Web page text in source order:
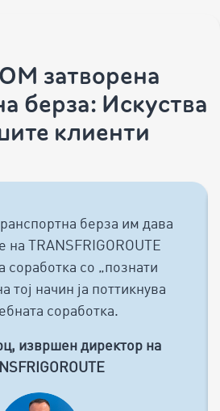
затворена
берза: Искуства
клиенти
берза им дава
на TRANSFRIGOROUTE
соработка со „познати
тој начин ја поттикнува
соработка.
извршен директор на